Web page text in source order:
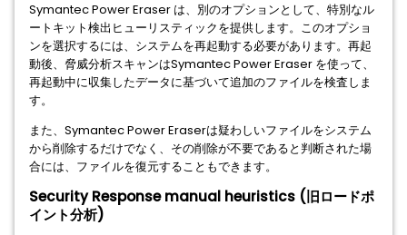
Symantec Power Eraser は、別のオプションとして、特別なル
ートキット検出ヒューリスティックを提供します。このオプショ
ンを選択するには、システムを再起動する必要があります。再起
動後、脅威分析スキャンはSymantec Power Eraser を使って、
再起動中に収集したデータに基づいて追加のファイルを検査しま
す。
また、Symantec Power Eraserは疑わしいファイルをシステム
から削除するだけでなく、その削除が不要であると判断された場
合には、ファイルを復元することもできます。
Security Response manual heuristics (旧ロードポ
イント分析)